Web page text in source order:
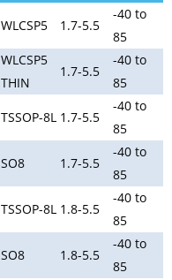
WLCSP5 1.7-5.5
-40 to
85
WLCSP5
THIN
1.7-5.5
-40 to
85
TSSOP-8L 1.7-5.5
-40 to
85
SO8 1.7-5.5
-40 to
85
TSSOP-8L 1.8-5.5
-40 to
85
SO8 1.8-5.5
-40 to
85